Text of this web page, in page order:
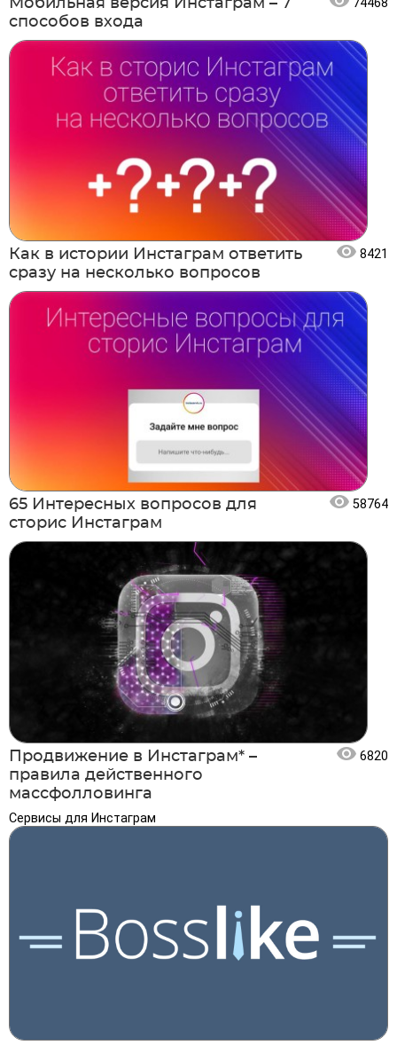
Мобильная версия Инстаграм – 7
способов входа
Как в истории Инстаграм ответить
сразу на несколько вопросов
8421
65 Интересных вопросов для
сторис Инстаграм
58764
Продвижение в Инстаграм* –
правила действенного
массфолловинга
6820
Сервисы для Инстаграм